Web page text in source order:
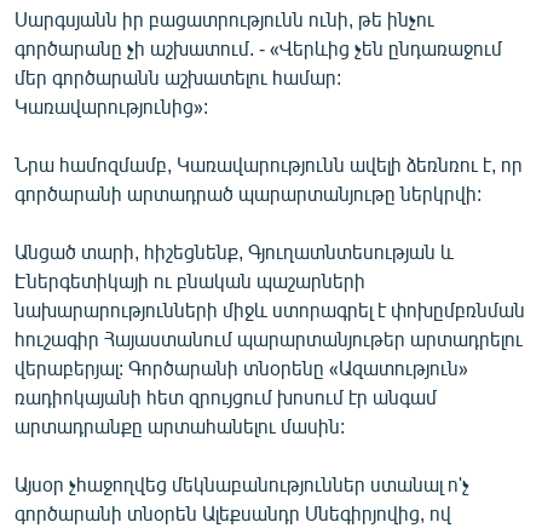
«Ազատության» բոլոր կայքերը
Սարգսյանն իր բացատրությունն ունի, թե ինչու
գործարանը չի աշխատում. - «Վերևից չեն ընդառաջում
մեր գործարանն աշխատելու համար:
Կառավարությունից»:
Նրա համոզմամբ, Կառավարությունն ավելի ձեռնռու է, որ
գործարանի արտադրած պարարտանյութը ներկրվի:
Անցած տարի, հիշեցնենք, Գյուղատնտեսության և
Էներգետիկայի ու բնական պաշարների
նախարարությունների միջև ստորագրել է փոխըմբռնման
հուշագիր Հայաստանում պարարտանյութեր արտադրելու
վերաբերյալ: Գործարանի տնօրենը «Ազատություն»
ռադիոկայանի հետ զրույցում խոսում էր անգամ
արտադրանքը արտահանելու մասին:
Այսօր չհաջողվեց մեկնաբանություններ ստանալ ո'չ
գործարանի տնօրեն Ալեքսանդր Սնեգիրյովից, ով